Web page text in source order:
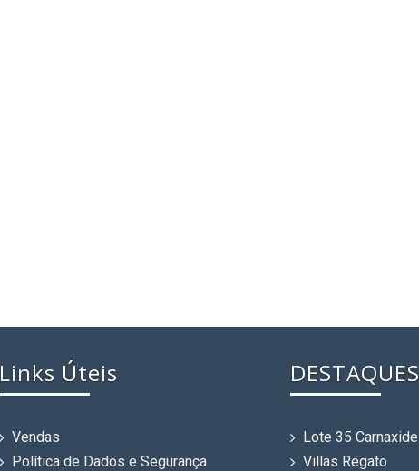
Links Úteis
Vendas
Política de Dados e Segurança
DESTAQUES
Lote 35 Carnaxide
Villas Regato